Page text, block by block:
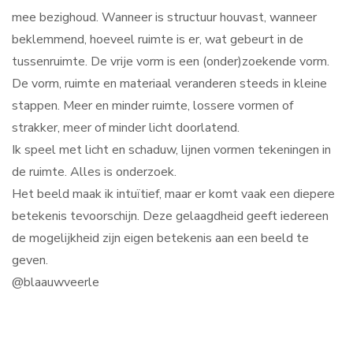
mee bezighoud. Wanneer is structuur houvast, wanneer
beklemmend, hoeveel ruimte is er, wat gebeurt in de
tussenruimte. De vrije vorm is een (onder)zoekende vorm.
De vorm, ruimte en materiaal veranderen steeds in kleine
stappen. Meer en minder ruimte, lossere vormen of
strakker, meer of minder licht doorlatend.
Ik speel met licht en schaduw, lijnen vormen tekeningen in
de ruimte. Alles is onderzoek.
Het beeld maak ik intuïtief, maar er komt vaak een diepere
betekenis tevoorschijn. Deze gelaagdheid geeft iedereen
de mogelijkheid zijn eigen betekenis aan een beeld te
geven.
@blaauwveerle